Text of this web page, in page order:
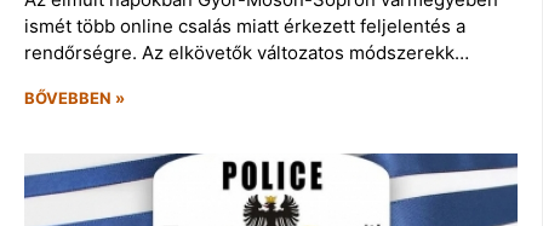
ismét több online csalás miatt érkezett feljelentés a
rendőrségre. Az elkövetők változatos módszerekk…
BŐVEBBEN »